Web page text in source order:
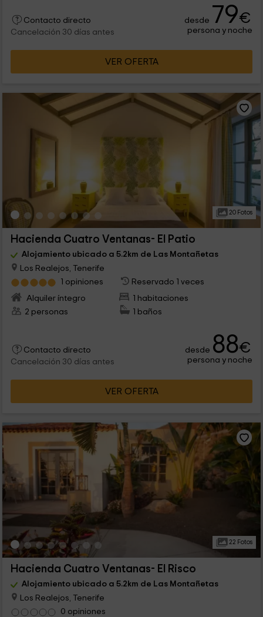
Contacto directo
Cancelación 30 días antes
desde 79€
persona y noche
VER OFERTA
20 Fotos
Hacienda Cuatro Ventanas- El Patio
Alojamiento ubicado a 5.2km de Las Montañetas
Los Realejos, Tenerife
1 opiniones
Reservado 1 veces
Alquiler íntegro
1 habitaciones
2 personas
1 baños
Contacto directo
Cancelación 30 días antes
desde 88€
persona y noche
VER OFERTA
22 Fotos
Hacienda Cuatro Ventanas- El Risco
Alojamiento ubicado a 5.2km de Las Montañetas
Los Realejos, Tenerife
0 opiniones